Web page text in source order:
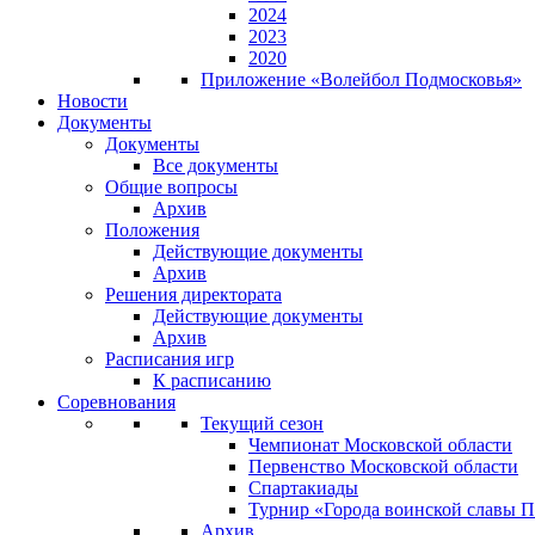
2024
2023
2020
Приложение «Волейбол Подмосковья»
Новости
Документы
Документы
Все документы
Общие вопросы
Архив
Положения
Действующие документы
Архив
Решения директората
Действующие документы
Архив
Расписания игр
К расписанию
Соревнования
Текущий сезон
Чемпионат Московской области
Первенство Московской области
Спартакиады
Турнир «Города воинской славы
Архив